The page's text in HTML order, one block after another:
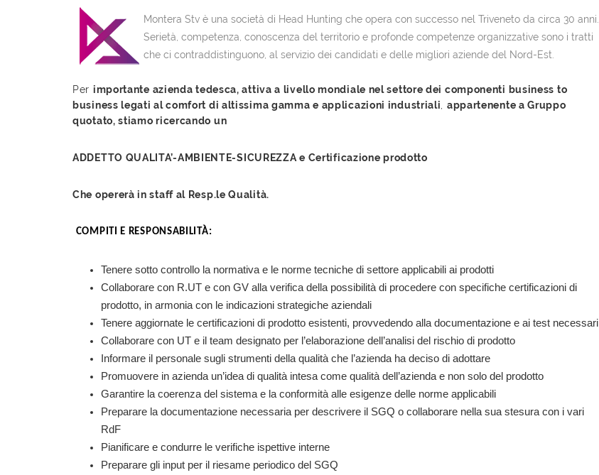
Montera Stv è una società di Head Hunting che opera con successo nel Triveneto da circa 30 anni.
Serietà, competenza, conoscenza del territorio e profonde competenze organizzative sono i tratti
che ci contraddistinguono, al servizio dei candidati e delle migliori aziende del Nord-Est.
Per importante azienda tedesca, attiva a livello mondiale nel settore dei componenti business to
business legati al comfort di altissima gamma e applicazioni industriali
appartenente a Gruppo
quotato, stiamo ricercando un
ADDETTO QUALITA’-AMBIENTE-SICUREZZA e Certificazione prodotto
Che opererà in staff al Resp.le Qualità.
COMPITI E RESPONSABILITÀ:
Tenere sotto controllo la normativa e le norme tecniche di settore applicabili ai prodotti
Collaborare con R.UT e con GV alla verifica della possibilità di procedere con specifiche certificazioni di
prodotto, in armonia con le indicazioni strategiche aziendali
Tenere aggiornate le certificazioni di prodotto esistenti, provvedendo alla documentazione e ai test necessari
Collaborare con UT e il team designato per l’elaborazione dell’analisi del rischio di prodotto
Informare il personale sugli strumenti della qualità che l’azienda ha deciso di adottare
Promuovere in azienda un’idea di qualità intesa come qualità dell’azienda e non solo del prodotto
Garantire la coerenza del sistema e la conformità alle esigenze delle norme applicabili
Preparare la documentazione necessaria per descrivere il SGQ o collaborare nella sua stesura con i vari
RdF
Pianificare e condurre le verifiche ispettive interne
Preparare gli input per il riesame periodico del SGQ